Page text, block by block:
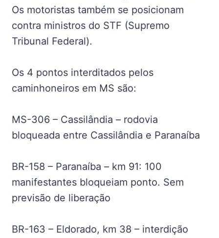
Os motoristas também se posicionam
contra ministros do STF (Supremo
Tribunal Federal).
Os 4 pontos interditados pelos
caminhoneiros em MS são:
MS-306 – Cassilândia – rodovia
bloqueada entre Cassilândia e Paranaíba
BR-158 – Paranaíba – km 91: 100
manifestantes bloqueiam ponto. Sem
previsão de liberação
BR-163 – Eldorado, km 38 – interdição